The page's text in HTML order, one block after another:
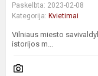
Paskelbta: 2023-02-08
Kategorija: Kvietimai
Vilniaus miesto
istorijos m...